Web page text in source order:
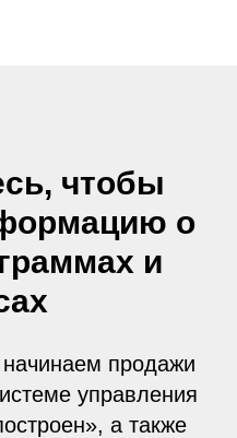
чтобы
о
и
продажи
управления
а также